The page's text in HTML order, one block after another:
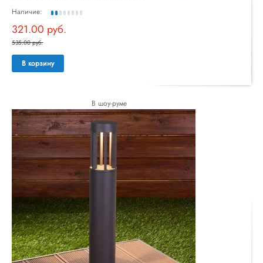
Наличие:
321.00 руб.
535.00 руб.
В корзину
В шоу-руме